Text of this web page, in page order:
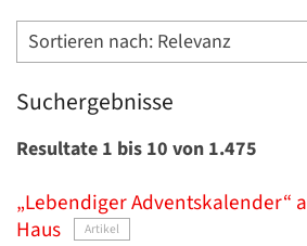
Suchergebnisse
Resultate 1 bis 10 von 1.475
„Lebendiger Adventskalender“
Haus
Artikel